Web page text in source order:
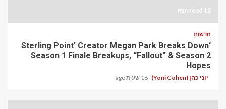
12 min read
חדשות
‘Sterling Point’ Creator Megan Park Breaks Down
Season 1 Finale Breakups, “Fallout” & Season 2
Hopes
יוני כהן (Yoni Cohen) 18 שעות ago